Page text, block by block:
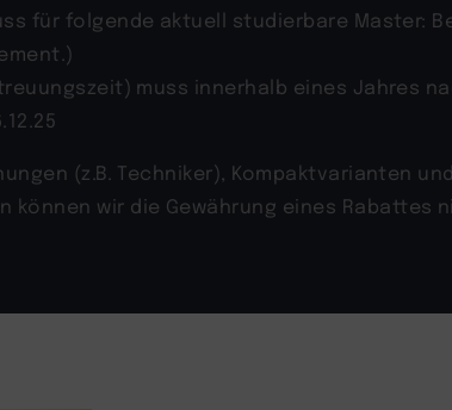
für folgende aktuell studierbare Master:
muss innerhalb eines Jahres
(z.B. Techniker), Kompaktvarianten
können wir die Gewährung eines